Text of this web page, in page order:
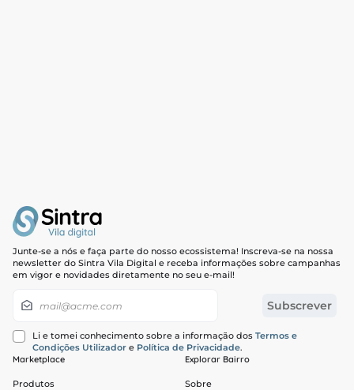
Junte-se a nós e faça parte do nosso ecossistema! Inscreva-se na nossa
newsletter do Sintra Vila Digital e receba informações sobre campanhas
em vigor e novidades diretamente no seu e-mail!
Subscrever
Li e tomei conhecimento sobre a informação dos Termos e
Condições Utilizador e Política de Privacidade.
Marketplace
Produtos
Explorar Bairro
Sobre